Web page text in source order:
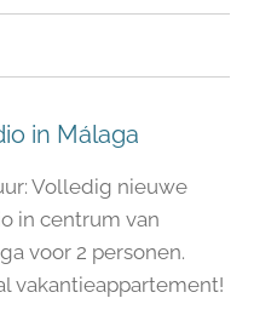
in Málaga
Volledig nieuwe
in centrum van
voor 2 personen.
vakantieappartement!